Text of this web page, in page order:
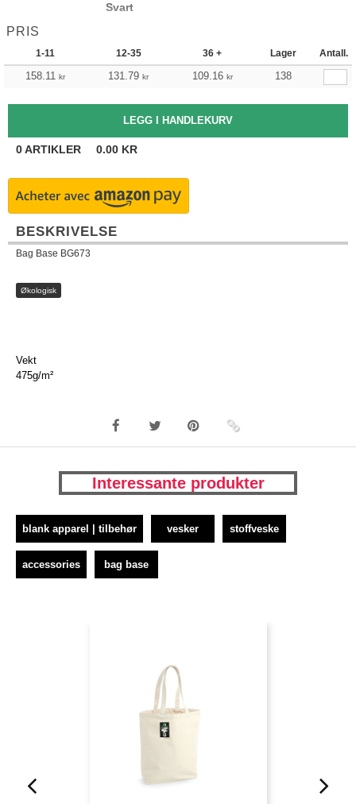
Svart
PRIS
1-11 12-35 36 + Lager Antall.
158.11 kr 131.79 kr 109.16 kr 138
0ARTIKLER 0.00 KR
BESKRIVELSE
Bag Base BG673
Økologisk
Vekt
475g/m²
Interessante produkter
blank apparel | tilbehør vesker stoffveske
accessories bag base